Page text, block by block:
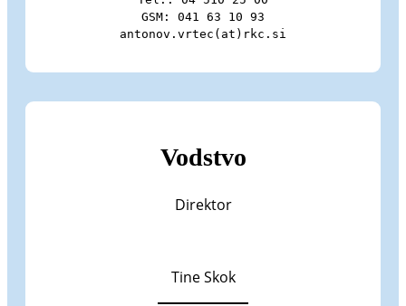
GSM: 041 63 10 93
antonov.vrtec(at)rkc.si
Vodstvo
Direktor
Tine Skok